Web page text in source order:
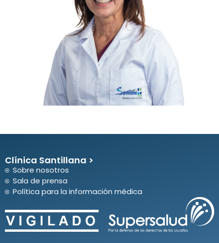
Clínica Santillana >
Sobre nosotros
Sala de prensa
Política para la información médica